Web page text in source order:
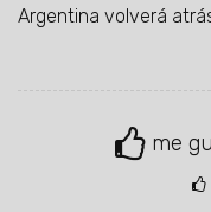
Argentina volverá
me